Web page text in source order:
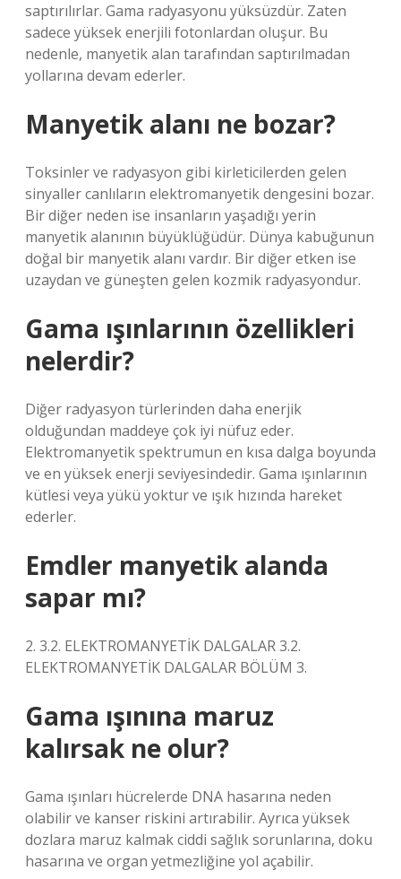
saptırılırlar. Gama radyasyonu yüksüzdür. Zaten
sadece yüksek enerjili fotonlardan oluşur. Bu
nedenle, manyetik alan tarafından saptırılmadan
yollarına devam ederler.
Manyetik alanı ne bozar?
Toksinler ve radyasyon gibi kirleticilerden gelen
sinyaller canlıların elektromanyetik dengesini bozar.
Bir diğer neden ise insanların yaşadığı yerin
manyetik alanının büyüklüğüdür. Dünya kabuğunun
doğal bir manyetik alanı vardır. Bir diğer etken ise
uzaydan ve güneşten gelen kozmik radyasyondur.
Gama ışınlarının özellikleri
nelerdir?
Diğer radyasyon türlerinden daha enerjik
olduğundan maddeye çok iyi nüfuz eder.
Elektromanyetik spektrumun en kısa dalga boyunda
ve en yüksek enerji seviyesindedir. Gama ışınlarının
kütlesi veya yükü yoktur ve ışık hızında hareket
ederler.
Emdler manyetik alanda
sapar mı?
2. 3.2. ELEKTROMANYETİK DALGALAR 3.2.
ELEKTROMANYETİK DALGALAR BÖLÜM 3.
Gama ışınına maruz
kalırsak ne olur?
Gama ışınları hücrelerde DNA hasarına neden
olabilir ve kanser riskini artırabilir. Ayrıca yüksek
dozlara maruz kalmak ciddi sağlık sorunlarına, doku
hasarına ve organ yetmezliğine yol açabilir.